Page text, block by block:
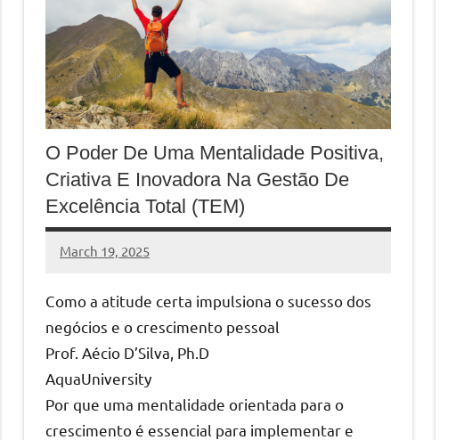
O Poder De Uma Mentalidade Positiva,
Criativa E Inovadora Na Gestão De
Excelência Total (TEM)
March 19, 2025
MyBelo
No
Como a atitude certa impulsiona o sucesso dos
negócios e o crescimento pessoal
Prof. Aécio D’Silva, Ph.D
AquaUniversity
Por que uma mentalidade orientada para o
crescimento é essencial para implementar e